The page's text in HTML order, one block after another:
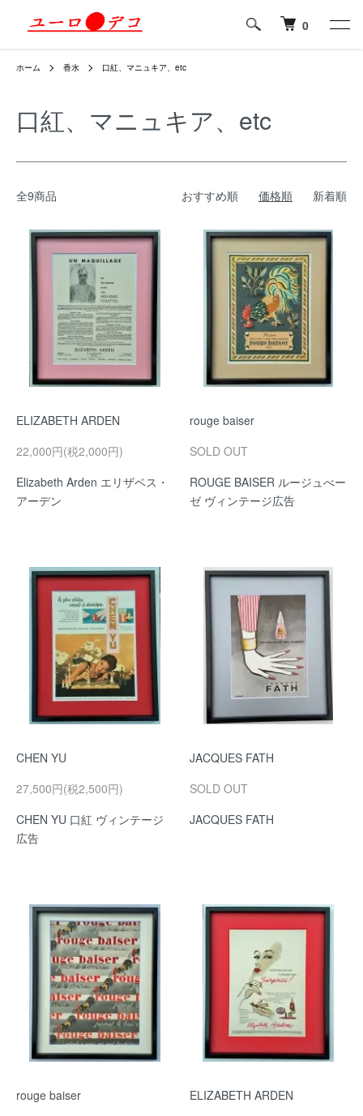
0
ホーム 香水 口紅、マニュキア、etc
口紅、マニュキア、etc
全9商品 おすすめ順 価格順 新着順
ELIZABETH ARDEN
22,000円(税2,000円)
Elizabeth Arden エリザベス・
アーデン
rouge baiser
SOLD OUT
ROUGE BAISER ルージュべー
ゼ ヴィンテージ広告
CHEN YU
27,500円(税2,500円)
CHEN YU 口紅 ヴィンテージ
広告
JACQUES FATH
SOLD OUT
JACQUES FATH
rouge baiser
ELIZABETH ARDEN